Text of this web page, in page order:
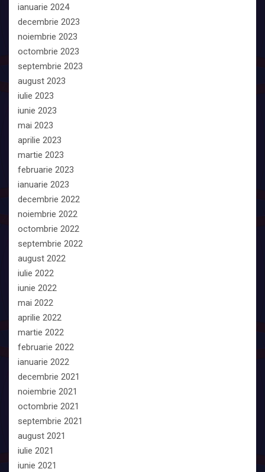
ianuarie 2024
decembrie 2023
noiembrie 2023
octombrie 2023
septembrie 2023
august 2023
iulie 2023
iunie 2023
mai 2023
aprilie 2023
martie 2023
februarie 2023
ianuarie 2023
decembrie 2022
noiembrie 2022
octombrie 2022
septembrie 2022
august 2022
iulie 2022
iunie 2022
mai 2022
aprilie 2022
martie 2022
februarie 2022
ianuarie 2022
decembrie 2021
noiembrie 2021
octombrie 2021
septembrie 2021
august 2021
iulie 2021
iunie 2021